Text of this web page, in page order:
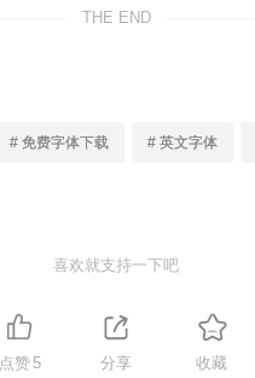
THE END
# 免费字体下载 # 英文字体
喜欢就支持一下吧
点赞 5 分享 收藏